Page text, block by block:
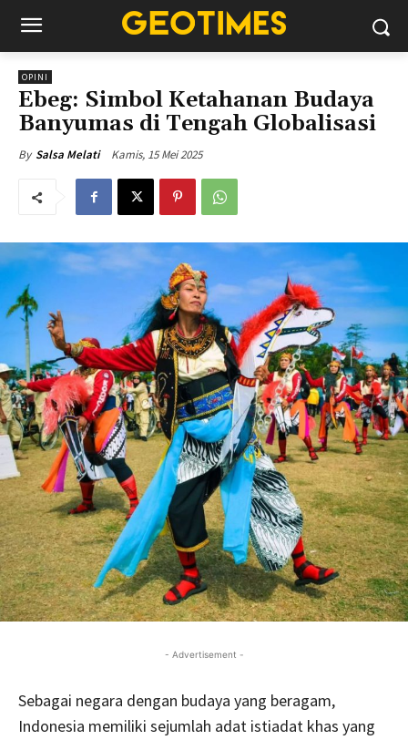
OPINI
Ebeg: Simbol Ketahanan Budaya
Banyumas di Tengah Globalisasi
By Salsa Melati Kamis, 15 Mei 2025
- Advertisement -
Sebagai negara dengan budaya yang beragam,
Indonesia memiliki sejumlah adat istiadat khas yang